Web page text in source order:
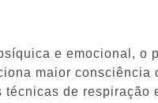
e emocional, o
maior consciência
de respiração